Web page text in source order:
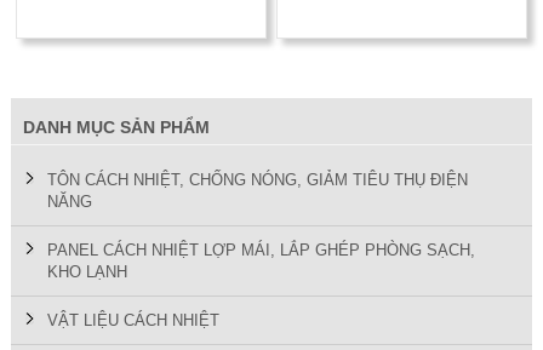
Giấy Dán Tường, Giấy Bạc
Phụ Kiện Phòng Sạch Kho Lạnh
DANH MỤC SẢN PHẨM
TÔN CÁCH NHIỆT, CHỐNG NÓNG, GIẢM TIÊU THỤ ĐIỆN
NĂNG
PANEL CÁCH NHIỆT LỢP MÁI, LẮP GHÉP PHÒNG SẠCH,
KHO LẠNH
VẬT LIỆU CÁCH NHIỆT